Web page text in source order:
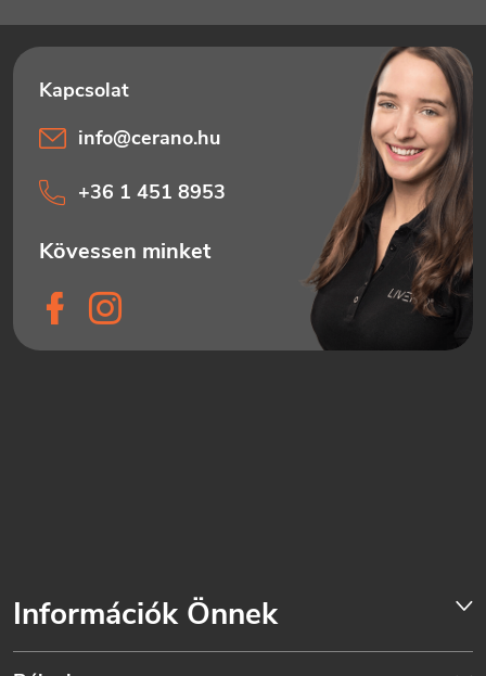
Információk Önnek
info@cerano.hu
+36 1 451 8953